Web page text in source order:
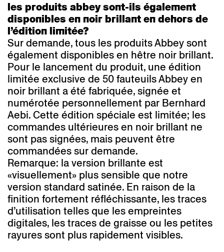
les produits abbey sont-ils également
disponibles en noir brillant en dehors de
l’édition limitée?
Sur demande, tous les produits Abbey sont
également disponibles en hêtre noir brillant.
Pour le lancement du produit, une édition
limitée exclusive de 50 fauteuils Abbey en
noir brillant a été fabriquée, signée et
numérotée personnellement par Bernhard
Aebi. Cette édition spéciale est limitée; les
commandes ultérieures en noir brillant ne
sont pas signées, mais peuvent être
commandées sur demande.
Remarque: la version brillante est
«visuellement» plus sensible que notre
version standard satinée. En raison de la
finition fortement réfléchissante, les traces
d’utilisation telles que les empreintes
digitales, les traces de graisse ou les petites
rayures sont plus rapidement visibles.